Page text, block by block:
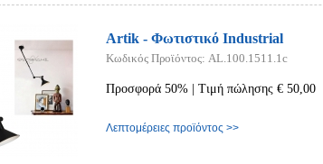
Artik - Φωτιστικό Industrial
Κωδικός Προϊόντος: AL.100.1511.1c
Προσφορά 50% | Τιμή πώλησης € 50,00
Λεπτομέρειες προϊόντος >>